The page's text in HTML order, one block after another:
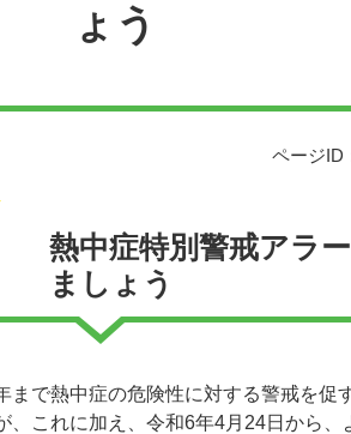
ょう
ページID
熱中症特別警戒アラ
ましょう
まで熱中症の危険性に対する警戒を促
、これに加え、令和6年4月24日から